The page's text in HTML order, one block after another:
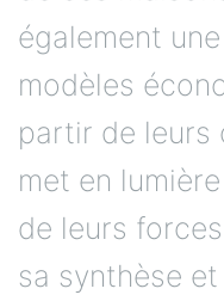
également
modèles
partir de leurs
met en
de leurs
sa synthèse